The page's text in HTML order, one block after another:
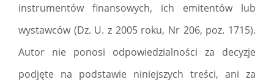
instrumentów finansowych, ich emitentów lub
wystawców (Dz. U. z 2005 roku, Nr 206, poz. 1715).
Autor nie ponosi odpowiedzialności za decyzje
podjęte na podstawie niniejszych treści, ani za